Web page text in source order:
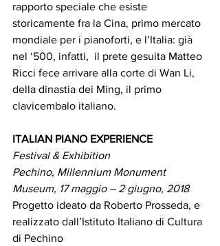
rapporto speciale che esiste
storicamente fra la Cina, primo mercato
mondiale per i pianoforti, e l’Italia: già
nel ‘500, infatti,  il prete gesuita Matteo
Ricci fece arrivare alla corte di Wan Li,
della dinastia dei Ming, il primo
clavicembalo italiano.
ITALIAN PIANO EXPERIENCE
Festival & Exhibition
Pechino, Millennium Monument
Museum, 17 maggio – 2 giugno, 2018
Progetto ideato da Roberto Prosseda, e
realizzato dall’Istituto Italiano di Cultura
di Pechino